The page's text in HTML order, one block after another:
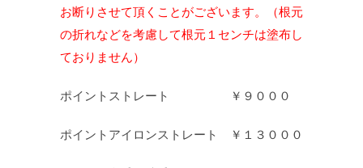
お断りさせて頂くことがございます。（根元
の折れなどを考慮して根元１センチは塗布し
ておりません）
ポイントストレート ￥９０００
ポイントアイロンストレート ￥１３０００